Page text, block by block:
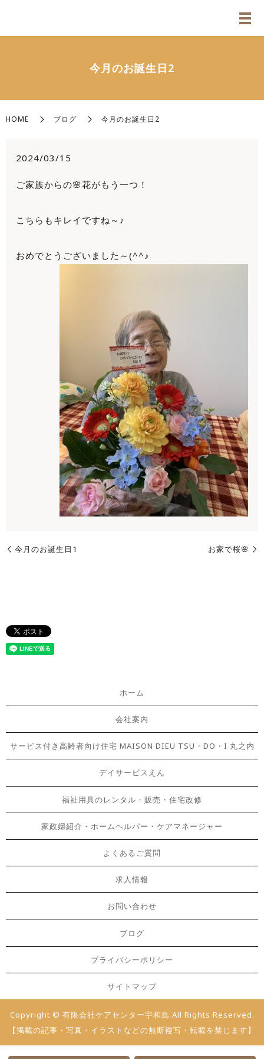
今月のお誕生日2
HOME ブログ 今月のお誕生日2
2024/03/15
ご家族からの🌸花がもう一つ！
こちらもキレイですね～♪
おめでとうございました～(^^♪
今月のお誕生日1 お家で桜🌸
ホーム
会社案内
サービス付き高齢者向け住宅 MAISON DIEU TSU・DO・I 丸之内
デイサービスえん
福祉用具のレンタル・販売・住宅改修
家政婦紹介・ホームヘルパー・ケアマネージャー
よくあるご質問
求人情報
お問い合わせ
ブログ
プライバシーポリシー
サイトマップ
Copyright © 有限会社ケアセンター宇和島 All Rights Reserved.
【掲載の記事・写真・イラストなどの無断複写・転載を禁じます】